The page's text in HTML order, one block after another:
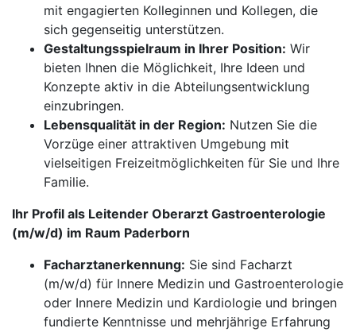
mit engagierten Kolleginnen und Kollegen, die
sich gegenseitig unterstützen.
Gestaltungsspielraum in Ihrer Position: Wir
bieten Ihnen die Möglichkeit, Ihre Ideen und
Konzepte aktiv in die Abteilungsentwicklung
einzubringen.
Lebensqualität in der Region: Nutzen Sie die
Vorzüge einer attraktiven Umgebung mit
vielseitigen Freizeitmöglichkeiten für Sie und Ihre
Familie.
Ihr Profil als Leitender Oberarzt Gastroenterologie
(m/w/d) im Raum Paderborn
Facharztanerkennung: Sie sind Facharzt
(m/w/d) für Innere Medizin und Gastroenterologie
oder Innere Medizin und Kardiologie und bringen
fundierte Kenntnisse und mehrjährige Erfahrung